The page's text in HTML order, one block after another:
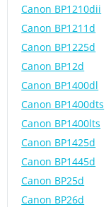
Canon BP1210dii
Canon BP1211d
Canon BP1225d
Canon BP12d
Canon BP1400dl
Canon BP1400dts
Canon BP1400lts
Canon BP1425d
Canon BP1445d
Canon BP25d
Canon BP26d